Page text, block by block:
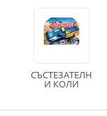
СЪСТЕЗАТЕЛН
И КОЛИ